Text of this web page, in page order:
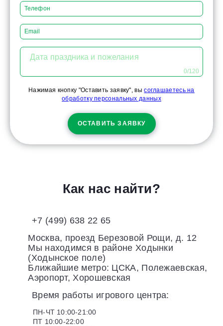
Дата праздника и пожелания
0/120
Нажимая кнопку "Оставить заявку", высоглашаетесь на
обработку персональных данных
ОСТАВИТЬ ЗАЯВКУ
Как нас найти?
+7 (499) 638 22 65
Москва, проезд Березовой Рощи, д. 12
Мы находимся в районе Ходынки
(Ходынское поле)
Ближайшие метро: ЦСКА, Полежаевская,
Аэропорт, Хорошевская
Время работы игрового центра:
ПН-ЧТ 10:00-21:00
ПТ 10:00-22:00